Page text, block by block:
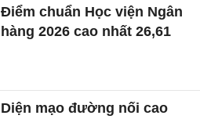
Điểm chuẩn Học viện Ngân
hàng 2026 cao nhất 26,61
Diện mạo đường nối cao